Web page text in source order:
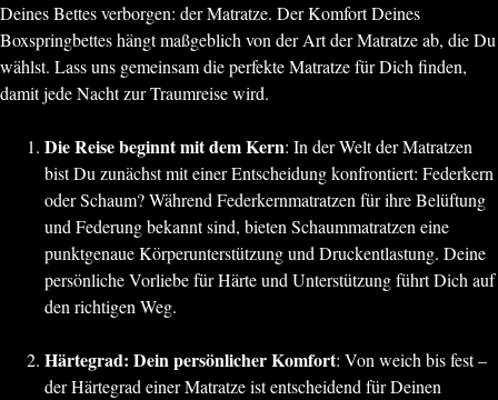
Deines Bettes verborgen: der Matratze. Der Komfort Deines
Boxspringbettes hängt maßgeblich von der Art der Matratze ab, die Du
wählst. Lass uns gemeinsam die perfekte Matratze für Dich finden,
damit jede Nacht zur Traumreise wird.
Die Reise beginnt mit dem Kern: In der Welt der Matratzen
bist Du zunächst mit einer Entscheidung konfrontiert: Federkern
oder Schaum? Während Federkernmatratzen für ihre Belüftung
und Federung bekannt sind, bieten Schaummatratzen eine
punktgenaue Körperunterstützung und Druckentlastung. Deine
persönliche Vorliebe für Härte und Unterstützung führt Dich auf
den richtigen Weg.
Härtegrad: Dein persönlicher Komfort: Von weich bis fest –
der Härtegrad einer Matratze ist entscheidend für Deinen